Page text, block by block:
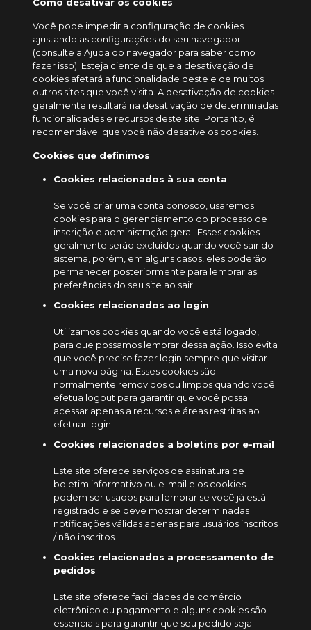
Você pode impedir a configuração de cookies
ajustando as configurações do seu navegador
(consulte a Ajuda do navegador para saber como
fazer isso). Esteja ciente de que a desativação de
cookies afetará a funcionalidade deste e de muitos
outros sites que você visita. A desativação de cookies
geralmente resultará na desativação de determinadas
funcionalidades e recursos deste site. Portanto, é
recomendável que você não desative os cookies.
Cookies que definimos
Cookies relacionados à sua conta
Se você criar uma conta conosco, usaremos
cookies para o gerenciamento do processo de
inscrição e administração geral. Esses cookies
geralmente serão excluídos quando você sair do
sistema, porém, em alguns casos, eles poderão
permanecer posteriormente para lembrar as
preferências do seu site ao sair.
Cookies relacionados ao login
Utilizamos cookies quando você está logado,
para que possamos lembrar dessa ação. Isso evita
que você precise fazer login sempre que visitar
uma nova página. Esses cookies são
normalmente removidos ou limpos quando você
efetua logout para garantir que você possa
acessar apenas a recursos e áreas restritas ao
efetuar login.
Cookies relacionados a boletins por e-mail
Este site oferece serviços de assinatura de
boletim informativo ou e-mail e os cookies
podem ser usados ​​para lembrar se você já está
registrado e se deve mostrar determinadas
notificações válidas apenas para usuários inscritos
/ não inscritos.
Cookies relacionados a processamento de
pedidos
Este site oferece facilidades de comércio
eletrônico ou pagamento e alguns cookies são
essenciais para garantir que seu pedido seja